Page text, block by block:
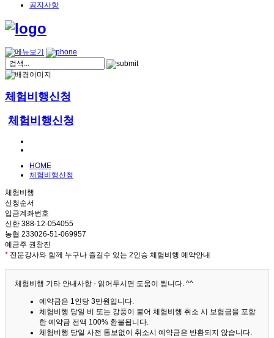
공지사항
체험비행신청
체험비행신청
HOME
체험비행신청
체험비행
신청순서
입금계좌번호
신한 388-12-054055
농협 233026-51-069957
예금주 권창진
* 전문강사와 함께 누구나 즐길수 있는 2인승 체험비행 예약안내
체험비행 기타 안내사항 - 읽어두시면 도움이 됩니다. ^^
예약금은 1인당 3만원입니다.
체험비행 당일 비 또는 강풍이 불어 체험비행 취소 시 보험금을 포함
한 예약금 전액 100% 환불됩니다.
체험비행 당일 사전 통보없이 취소시 예약금은 반환되지 않습니다.